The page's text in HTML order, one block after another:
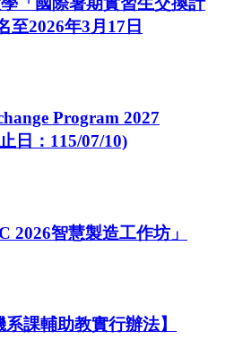
至2026年3月17日
Program 2027
日：115/07/10)
2026智慧製造工作坊」
系課輔助教實行辦法】